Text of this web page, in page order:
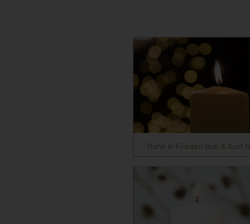
Ruhe in Frieden Susi & Kurt N.